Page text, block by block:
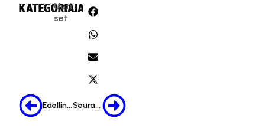
KATEGORIA:
Uuti
set
JAA:
Edellinen Seuraava